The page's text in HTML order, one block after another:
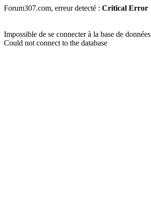
Forum307.com, erreur detecté : Critical Error
Impossible de se connecter à la base de données
Could not connect to the database